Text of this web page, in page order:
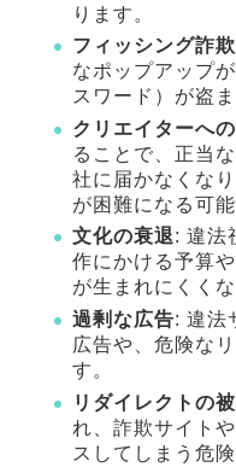
ります。
フィッシング詐欺
なポップアップ
スワード）が盗
クリエイターへ
ることで、正当
社に届かなくな
が困難になる可
文化の衰退: 違法
作にかける予算
が生まれにくく
過剰な広告: 違法
広告や、危険な
す。
リダイレクトの
れ、詐欺サイト
スしてしまう危